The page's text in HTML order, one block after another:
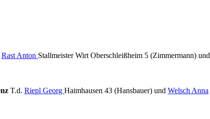
Rast Anton Stallmeister Wirt Oberschleißheim 5 (Zimmermann) und
T.d. Riepl Georg Haimhausen 43 (Hansbauer) und Welsch Anna